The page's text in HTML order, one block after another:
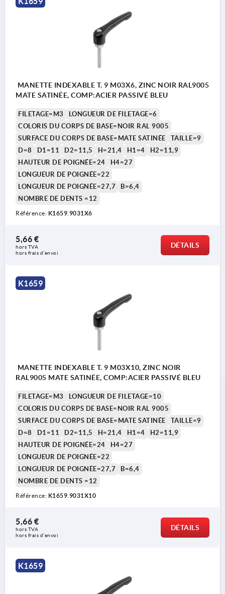
1) Bout plat chanfreiné DIN EN ISO 4753
MANETTE INDEXABLE T. 9 M03X6, ZINC NOIR RAL9005
MATE SATINÉE, COMP:ACIER PASSIVÉ BLEU
FILETAGE=M3
LONGUEUR DE FILETAGE=6
COLORIS DU CORPS DE BASE=NOIR RAL 9005
SURFACE DU CORPS DE BASE=MATE SATINÉE
TAILLE=9
D=8
D1=11 D2=11,5 H=21,4 H1=4
H2=11,9
HAUTEUR DE POIGNÉE=24
H4=27
LONGUEUR DE POIGNÉE=22
LONGUEUR DE POIGNÉE=27,7
B=6,4
NOMBRE DE DENTS =12
Référence: K1659.9031X6
5,66 €
hors TVA
hors frais d’envoi
DÉTAILS
K1659
MANETTE INDEXABLE T. 9 M03X10, ZINC NOIR
RAL9005 MATE SATINÉE, COMP:ACIER PASSIVÉ BLEU
FILETAGE=M3
LONGUEUR DE FILETAGE=10
COLORIS DU CORPS DE BASE=NOIR RAL 9005
SURFACE DU CORPS DE BASE=MATE SATINÉE
TAILLE=9
D=8
D1=11 D2=11,5 H=21,4 H1=4
H2=11,9
HAUTEUR DE POIGNÉE=24
H4=27
LONGUEUR DE POIGNÉE=22
LONGUEUR DE POIGNÉE=27,7
B=6,4
NOMBRE DE DENTS =12
Référence: K1659.9031X10
5,66 €
hors TVA
hors frais d’envoi
DÉTAILS
K1659